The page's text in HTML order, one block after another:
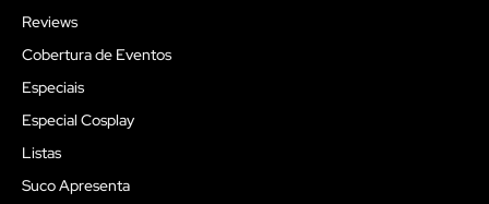
Reviews
Cobertura de Eventos
Especiais
Especial Cosplay
Listas
Suco Apresenta